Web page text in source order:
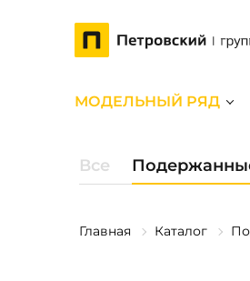
МОДЕЛЬНЫЙ РЯД
Все
Главная Каталог